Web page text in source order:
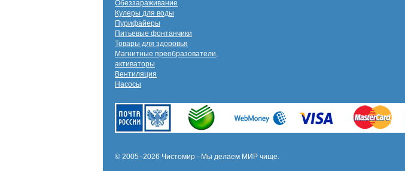
Обеззараживание
Кулеры для воды
Пурифайеры
Питьевые фонтанчики
Товары для здоровья
Магнитные преобразователи,
активаторы
Вентиляция
Насосы
© 2005–2026 Чистомир - Мы делаем МИР чище.